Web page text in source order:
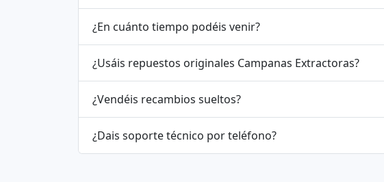
¿En cuánto tiempo podéis venir?
¿Usáis repuestos originales Campanas Extractoras?
¿Vendéis recambios sueltos?
¿Dais soporte técnico por teléfono?